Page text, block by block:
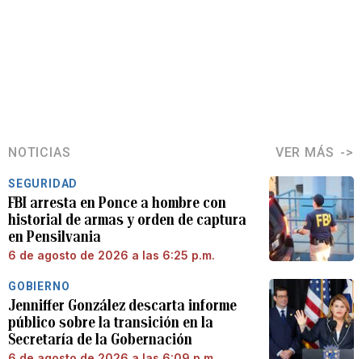
NOTICIAS VER MÁS
SEGURIDAD
FBI arresta en Ponce a hombre con
historial de armas y orden de captura
en Pensilvania
6 de agosto de 2026 a las 6:25 p.m.
GOBIERNO
Jenniffer González descarta informe
público sobre la transición en la
Secretaría de la Gobernación